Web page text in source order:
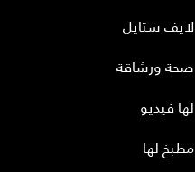
لايف ستايل
صحة ورشاقة
لها فيديو
مطبخ لها